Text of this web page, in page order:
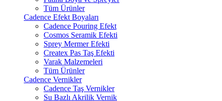
Tüm Ürünler
Cadence Efekt Boyaları
Cadence Pouring Efekt
Cosmos Seramik Efekti
Sprey Mermer Efekti
Createx Pas Taş Efekti
Varak Malzemeleri
Tüm Ürünler
Cadence Vernikler
Cadence Taş Vernikler
Su Bazlı Akrilik Vernik